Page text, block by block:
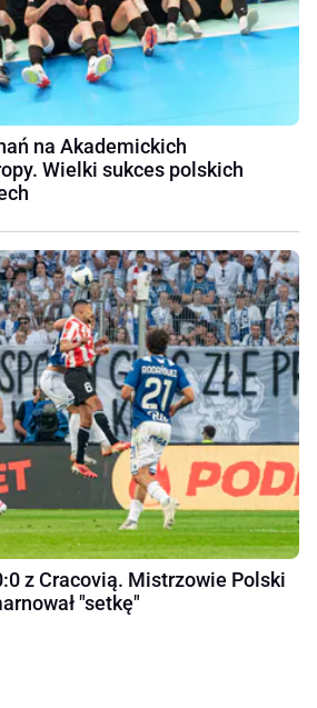
na Akademickich
Wielki sukces polskich
z Cracovią. Mistrzowie Polski
"setkę"